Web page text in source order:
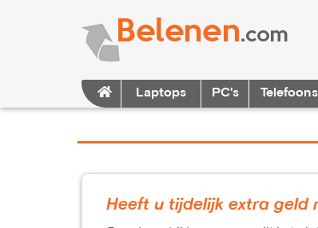
Laptops PC's Telefoons
Heeft u tijdelijk extra geld